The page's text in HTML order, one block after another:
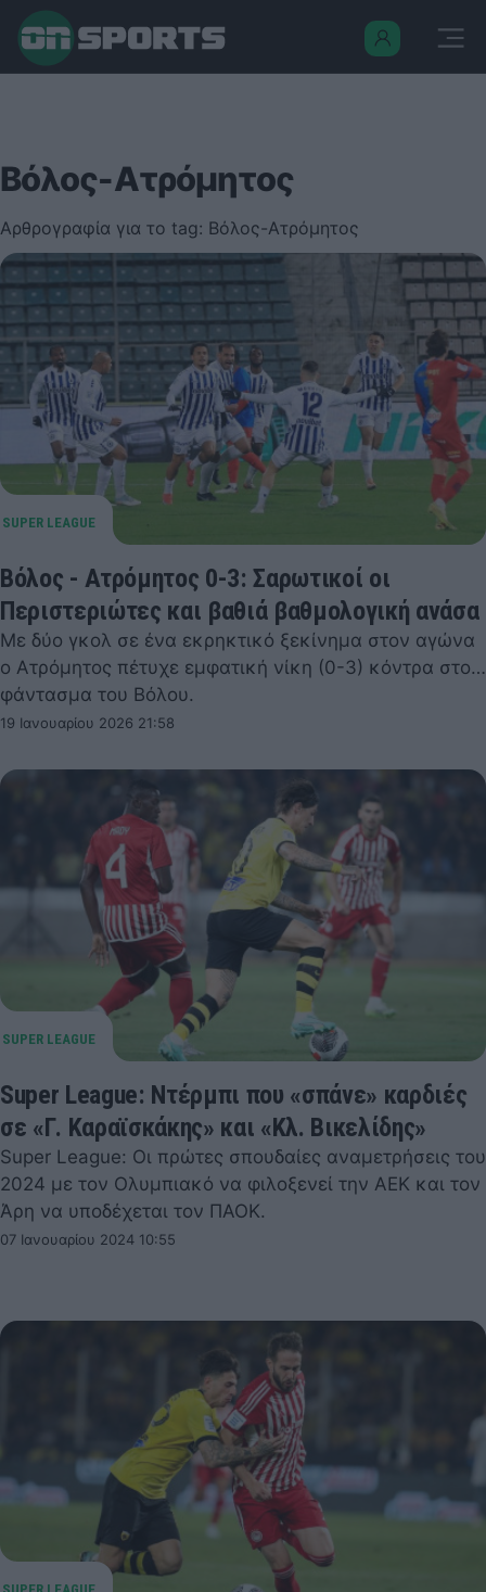
Βόλος-Ατρόμητος
Αρθρογραφία για το tag: Βόλος-Ατρόμητος
Βόλος - Ατρόμητος 0-3: Σαρωτικοί οι
Περιστεριώτες και βαθιά βαθμολογική ανάσα
Με δύο γκολ σε ένα εκρηκτικό ξεκίνημα στον αγώνα
ο Ατρόμητος πέτυχε εμφατική νίκη (0-3) κόντρα στο…
φάντασμα του Βόλου.
19 Ιανουαρίου 2026 21:58
Super League: Ντέρμπι που «σπάνε» καρδιές
σε «Γ. Καραϊσκάκης» και «Κλ. Βικελίδης»
Super League: Οι πρώτες σπουδαίες αναμετρήσεις του
2024 με τον Ολυμπιακό να φιλοξενεί την ΑΕΚ και τον
Άρη να υποδέχεται τον ΠΑΟΚ.
07 Ιανουαρίου 2024 10:55